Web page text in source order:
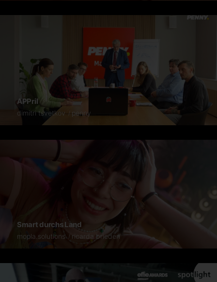
APPril
dimitri tsvetkov penny
Smart durchs Land
mopla.solutions ricarda brieden